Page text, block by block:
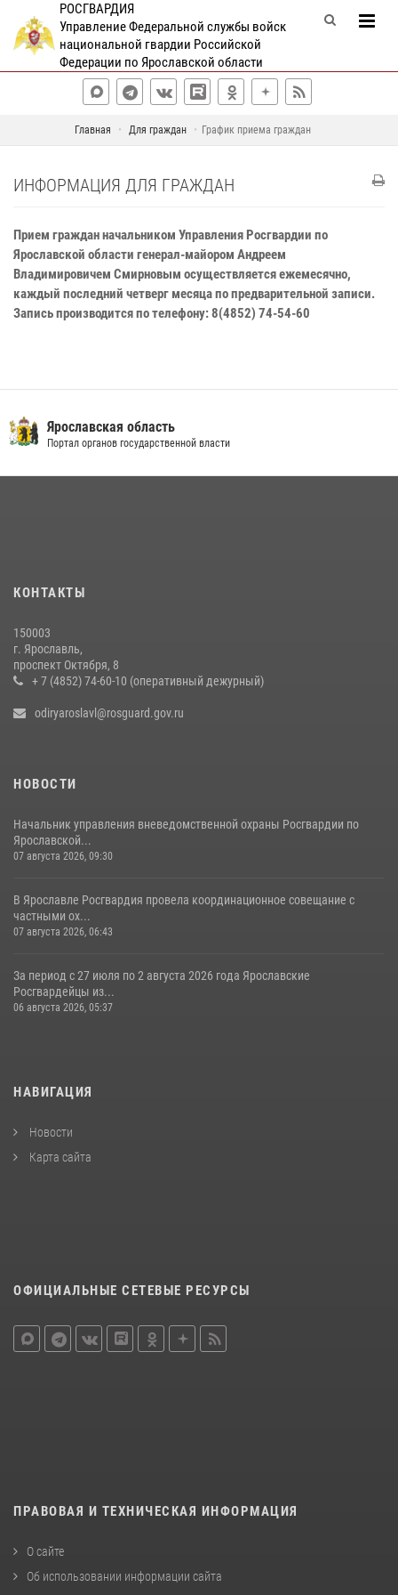
РОСГВАРДИЯ
Управление Федеральной службы войск
национальной гвардии Российской
Федерации по Ярославской области
Главная Для граждан График приема граждан
ИНФОРМАЦИЯ ДЛЯ ГРАЖДАН
Прием граждан начальником Управления Росгвардии по
Ярославской области генерал-майором Андреем
Владимировичем Смирновым осуществляется ежемесячно,
каждый последний четверг месяца по предварительной записи.
Запись производится по телефону: 8(4852) 74-54-60
Ярославская область
Портал органов государственной власти
КОНТАКТЫ
150003
г. Ярославль,
проспект Октября, 8
+ 7 (4852) 74-60-10 (оперативный дежурный)
odiryaroslavl@rosguard.gov.ru
НОВОСТИ
Начальник управления вневедомственной охраны Росгвардии по
Ярославской...
07 августа 2026, 09:30
В Ярославле Росгвардия провела координационное совещание с
частными ох...
07 августа 2026, 06:43
За период с 27 июля по 2 августа 2026 года Ярославские
Росгвардейцы из...
06 августа 2026, 05:37
НАВИГАЦИЯ
Новости
Карта сайта
ОФИЦИАЛЬНЫЕ СЕТЕВЫЕ РЕСУРСЫ
ПРАВОВАЯ И ТЕХНИЧЕСКАЯ ИНФОРМАЦИЯ
О сайте
Об использовании информации сайта